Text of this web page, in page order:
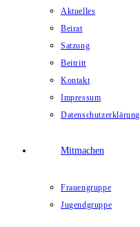
Aktuelles
Beirat
Satzung
Beitritt
Kontakt
Impressum
Datenschutzerklärung
Mitmachen
Frauengruppe
Jugendgruppe